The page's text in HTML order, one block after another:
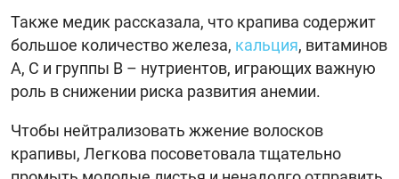
Также медик рассказала, что крапива содержит
большое количество железа, кальция, витаминов
A, C и группы В – нутриентов, играющих важную
роль в снижении риска развития анемии.
Чтобы нейтрализовать жжение волосков
крапивы, Легкова посоветовала тщательно